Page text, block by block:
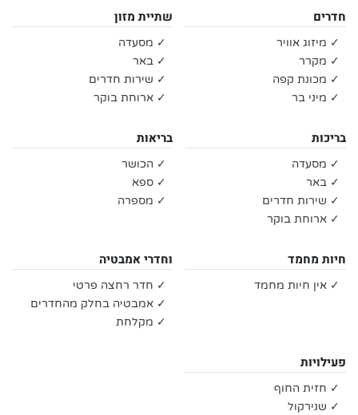
חדרים
✓ מיזוג אוויר
✓ מקרר
✓ מכונת קפה
✓ מיני בר
שתיית מזון
✓ מסעדה
✓ באר
✓ שירות חדרים
✓ ארוחת בוקר
בריכות
✓ מסעדה
✓ באר
✓ שירות חדרים
✓ ארוחת בוקר
בריאות
✓ הכושר
✓ ספא
✓ מספרה
חיות מחמד
✓ אין חיות מחמד
וחדרי אמבטיה
✓ חדר רחצה פרטי
✓ אמבטיה בחלק מהחדרים
✓ מקלחת
פעילויות
✓ חזית החוף
✓ שנירקול